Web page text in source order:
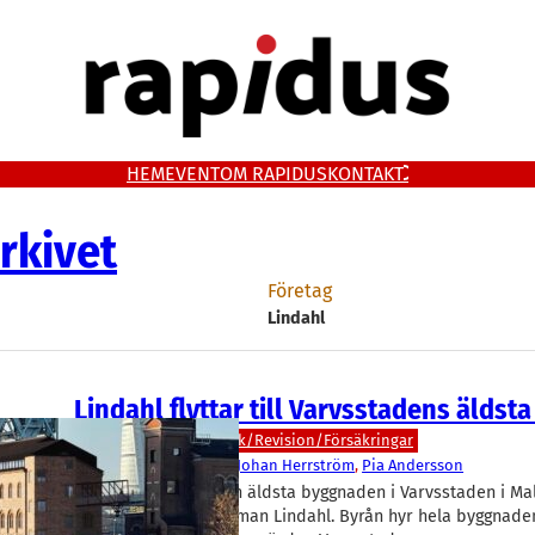
HEMEVENTOM RAPIDUSKONTAKT
Företag
Lindahl
Lindahl flyttar till Varvsstadens
Bygg/Fastighet
Juridik/Revision/Försäkringar
Lindahl , Varvsstaden Johan Herrström, Pia Andersson
Gamla snickeriet, den äldsta byggnaden i Varvsstaden i
kontor för Advokatfirman Lindahl. Byrån hyr hela